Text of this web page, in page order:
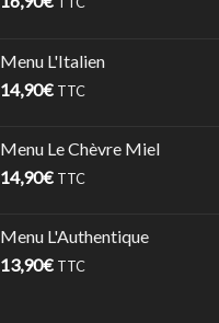
Menu L'Italien
14,90€ TTC
Menu Le Chèvre Miel
14,90€ TTC
Menu L'Authentique
13,90€ TTC